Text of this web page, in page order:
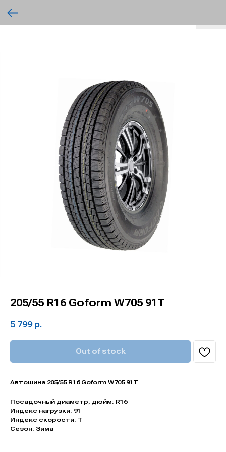
205/55 R16 Goform W705 91T
5 799 р.
Out of stock
Автошина 205/55 R16 Goform W705 91T
Посадочный диаметр, дюйм: R16
Индекс нагрузки: 91
Индекс скорости: T
Сезон: Зима